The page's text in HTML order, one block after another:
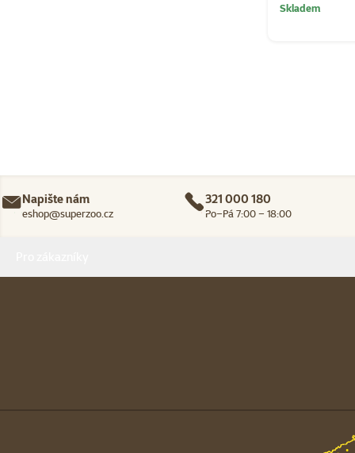
Skladem
Napište nám
eshop@superzoo.cz
321 000 180
Po–Pá 7:00 – 18:00